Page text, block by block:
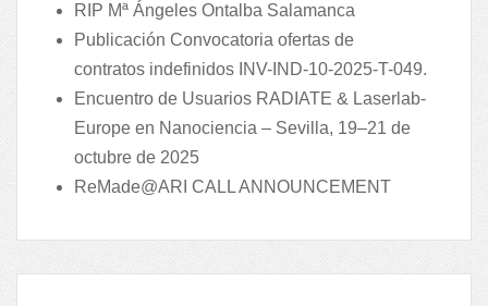
RIP Mª Ángeles Ontalba Salamanca
Publicación Convocatoria ofertas de
contratos indefinidos INV-IND-10-2025-T-049.
Encuentro de Usuarios RADIATE & Laserlab-
Europe en Nanociencia – Sevilla, 19–21 de
octubre de 2025
ReMade@ARI CALL ANNOUNCEMENT